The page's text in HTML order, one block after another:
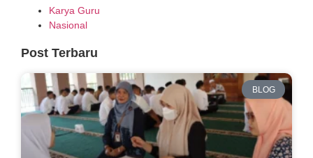
Karya Guru
Nasional
Post Terbaru
BLOG